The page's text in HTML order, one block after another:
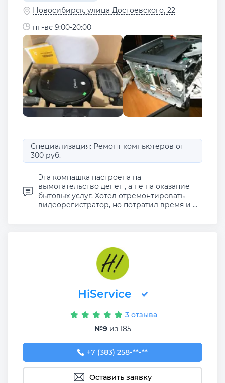
Новосибирск, улица Достоевского, 22
пн-вс 9:00-20:00
Специализация: Ремонт компьютеров от
300 руб.
Эта компашка настроена на
вымогательство денег , а не на оказание
бытовых услуг. Хотел отремонтировать
видеорегистратор, но потратил время и ...
HiService
3 отзыва
№9из 185
+7 (383) 258-36-77
+7 (383) 258-**-**
Оставить заявку